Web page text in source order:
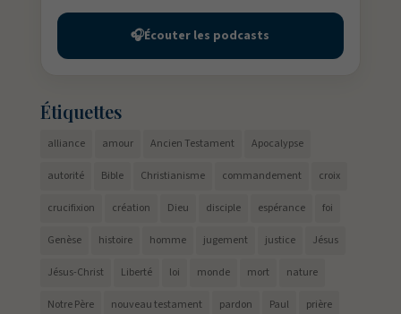
🎧Écouter les podcasts
Étiquettes
alliance amour Ancien Testament Apocalypse
autorité Bible Christianisme commandement croix
crucifixion création Dieu disciple espérance foi
Genèse histoire homme jugement justice Jésus
Jésus-Christ Liberté loi monde mort nature
Notre Père nouveau testament pardon Paul prière